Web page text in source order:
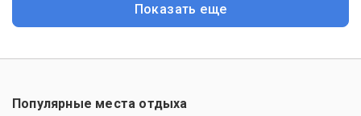
Показать еще
Популярные места отдыха